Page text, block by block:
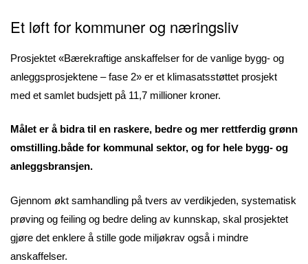
Et løft for kommuner og næringsliv
Prosjektet «Bærekraftige anskaffelser for de vanlige bygg- og
anleggsprosjektene – fase 2» er et klimasatsstøttet prosjekt
med et samlet budsjett på 11,7 millioner kroner.
Målet er å bidra til en raskere, bedre og mer rettferdig grønn
omstilling.både for kommunal sektor, og for hele bygg- og
anleggsbransjen.
Gjennom økt samhandling på tvers av verdikjeden, systematisk
prøving og feiling og bedre deling av kunnskap, skal prosjektet
gjøre det enklere å stille gode miljøkrav også i mindre
anskaffelser.